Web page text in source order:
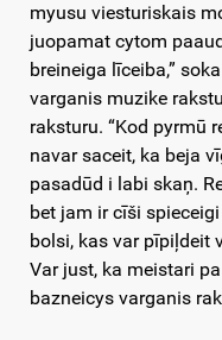
myusu viesturiskais
juopamat cytom
breineiga līceiba,”
varganis muzike
raksturu. “Kod pyrmū
navar saceit, ka beja
pasadūd i labi skaņ.
bet jam ir cīši
bolsi, kas var pīpiļdeit
Var just, ka meistari
bazneicys varganis